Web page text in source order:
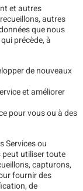
et autres
autres
que nous
précède, à
de nouveaux
et améliorer
pour vous ou à des
Services ou
peut utiliser toute
capturons,
fournir des
de